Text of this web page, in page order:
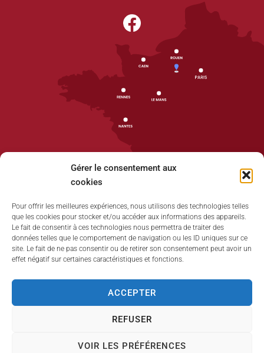
Gérer le consentement aux
cookies
Pour offrir les meilleures expériences, nous utilisons des technologies telles
que les cookies pour stocker et/ou accéder aux informations des appareils.
Le fait de consentir à ces technologies nous permettra de traiter des
données telles que le comportement de navigation ou les ID uniques sur ce
site. Le fait de ne pas consentir ou de retirer son consentement peut avoir un
effet négatif sur certaines caractéristiques et fonctions.
ACCEPTER
REFUSER
VOIR LES PRÉFÉRENCES
Accueil
Plan du site
Mentions légales
Traitement de données personnelles
Politique de cookies (UE)
(sites internet de collectivités